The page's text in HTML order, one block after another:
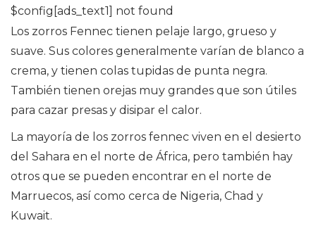
$config[ads_text1] not found
Los zorros Fennec tienen pelaje largo, grueso y
suave. Sus colores generalmente varían de blanco a
crema, y ​​tienen colas tupidas de punta negra.
También tienen orejas muy grandes que son útiles
para cazar presas y disipar el calor.
La mayoría de los zorros fennec viven en el desierto
del Sahara en el norte de África, pero también hay
otros que se pueden encontrar en el norte de
Marruecos, así como cerca de Nigeria, Chad y
Kuwait.